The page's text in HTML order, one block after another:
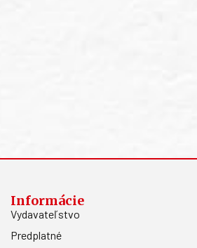
Informácie
Vydavateľstvo
Predplatné